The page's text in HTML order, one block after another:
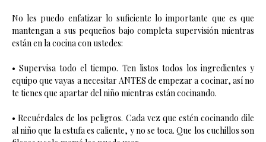
No les puedo enfatizar lo suficiente lo importante que es que
mantengan a sus pequeños bajo completa supervisión mientras
están en la cocina con ustedes:
• Supervisa todo el tiempo. Ten listos todos los ingredientes y
equipo que vayas a necesitar ANTES de empezar a cocinar, así no
te tienes que apartar del niño mientras están cocinando.
• Recuérdales de los peligros. Cada vez que estén cocinando dile
al niño que la estufa es caliente, y no se toca. Que los cuchillos son